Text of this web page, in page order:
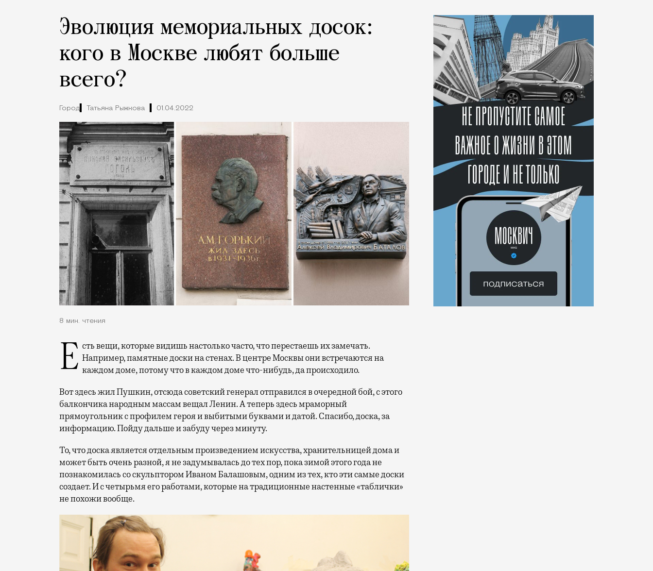
Эволюция мемориальных досок:
кого в Москве любят больше
всего?
Город Татьяна Рыжкова 01.04.2022
8 мин. чтения
Есть вещи, которые видишь настолько часто, что перестаешь их замечать. Например, памятные доски на стенах. В центре Москвы они встречаются на
каждом доме, потому что в каждом доме что-нибудь, да происходило.
Вот здесь жил Пушкин, отсюда советский генерал отправился в очередной бой, с этого
балкончика народным массам вещал Ленин. А теперь здесь мраморный
прямоугольник с профилем героя и выбитыми буквами и датой. Спасибо, доска, за
информацию. Пойду дальше и забуду через минуту.
То, что доска является отдельным произведением искусства, хранительницей дома и
может быть очень разной, я не задумывалась до тех пор, пока зимой этого года не
познакомилась со скульптором Иваном Балашовым, одним из тех, кто эти самые доски
создает. И с четырьмя его работами, которые на традиционные настенные «таблички»
не похожи вообще.